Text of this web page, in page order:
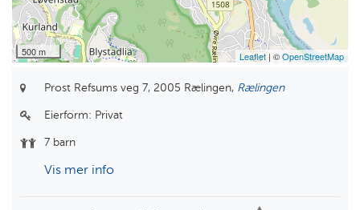
500 m Leaflet | ©OpenStreetMap
Prost Refsums veg 7, 2005 Rælingen, Rælingen
Eierform: Privat
7 barn
Vis mer info